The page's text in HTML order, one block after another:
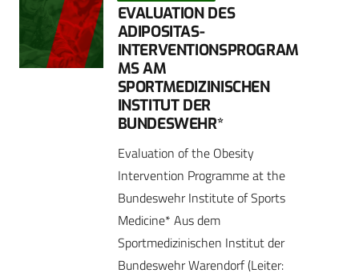
EVALUATION DES
ADIPOSITAS-
INTERVENTIONSPROGRAM
MS AM
SPORTMEDIZINISCHEN
INSTITUT DER
BUNDESWEHR*
Evaluation of the Obesity
Intervention Programme at the
Bundeswehr Institute of Sports
Medicine* Aus dem
Sportmedizinischen Institut der
Bundeswehr Warendorf (Leiter: